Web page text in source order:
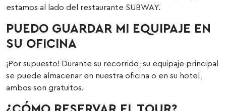
estamos al lado del restaurante SUBWAY.
PUEDO GUARDAR MI EQUIPAJE EN
SU OFICINA
¡Por supuesto! Durante su recorrido, su equipaje principal
se puede almacenar en nuestra oficina o en su hotel,
ambos son gratuitos.